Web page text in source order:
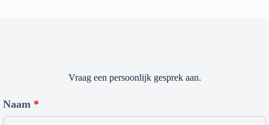
Vraag een persoonlijk gesprek aan.
Naam *